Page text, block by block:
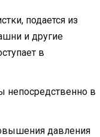
подается из
и другие
в
непосредственно в
давления